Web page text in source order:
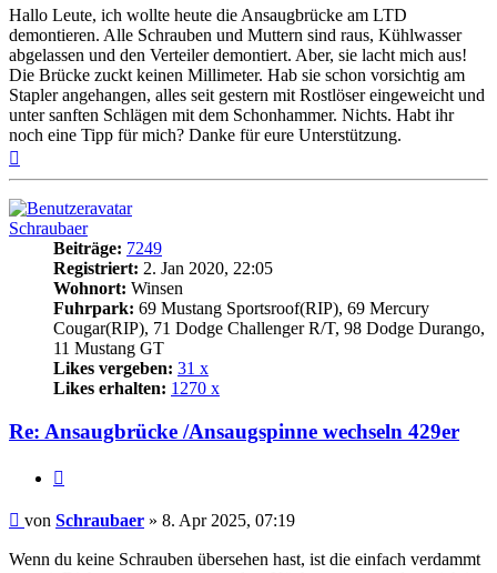
Hallo Leute, ich wollte heute die Ansaugbrücke am LTD
demontieren. Alle Schrauben und Muttern sind raus, Kühlwasser
abgelassen und den Verteiler demontiert. Aber, sie lacht mich aus!
Die Brücke zuckt keinen Millimeter. Hab sie schon vorsichtig am
Stapler angehangen, alles seit gestern mit Rostlöser eingeweicht und
unter sanften Schlägen mit dem Schonhammer. Nichts. Habt ihr
noch eine Tipp für mich? Danke für eure Unterstützung.
Schraubaer
Beiträge: 7249
Registriert: 2. Jan 2020, 22:05
Wohnort: Winsen
Fuhrpark: 69 Mustang Sportsroof(RIP), 69 Mercury
Cougar(RIP), 71 Dodge Challenger R/T, 98 Dodge Durango,
11 Mustang GT
Likes vergeben: 31 x
Likes erhalten: 1270 x
Re: Ansaugbrücke /Ansaugspinne wechseln 429er
Beitrag
von Schraubaer » 8. Apr 2025, 07:19
Wenn du keine Schrauben übersehen hast, ist die einfach verdammt